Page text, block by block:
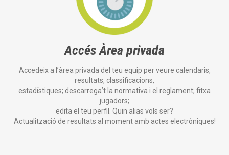
Accés Àrea privada
Accedeix a l’àrea privada del teu equip per veure calendaris,
resultats, classificacions,
estadístiques; descarrega’t la normativa i el reglament; fitxa
jugadors;
edita el teu perfil. Quin alias vols ser?
Actualització de resultats al moment amb actes electròniques!